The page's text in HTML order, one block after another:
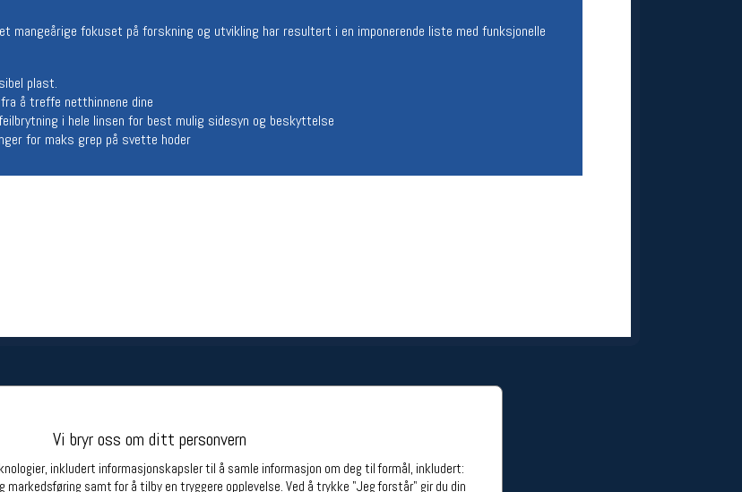
mangeårige fokuset på forskning og utvikling har resultert i en imponerende liste med funksjonelle
plast.
å treffe netthinnene dine
i hele linsen for best mulig sidesyn og beskyttelse
for maks grep på svette hoder
Vi bryr oss om ditt personvern
inkludert informasjonskapsler til å samle informasjon om deg til formål, inkludert:
markedsføring samt for å tilby en tryggere opplevelse. Ved å trykke "Jeg forstår" gir du din
Betingelser
Salgsbetingelser
Informasjonskapsler
Ledige stillinger